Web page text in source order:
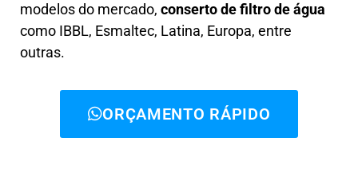
modelos do mercado, conserto de filtro de água
como IBBL, Esmaltec, Latina, Europa, entre
outras.
ORÇAMENTO RÁPIDO